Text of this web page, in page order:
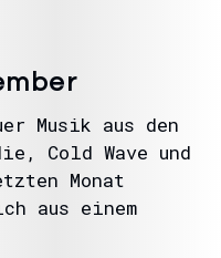
Musik aus den
Cold Wave und
Monat
aus einem